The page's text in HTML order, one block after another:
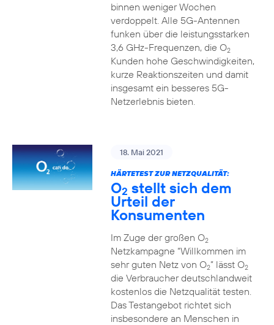
binnen weniger Wochen
verdoppelt. Alle 5G-Antennen
funken über die leistungsstarken
3,6 GHz-Frequenzen, die O2
Kunden hohe Geschwindigkeiten,
kurze Reaktionszeiten und damit
insgesamt ein besseres 5G-
Netzerlebnis bieten.
18. Mai 2021
HÄRTETEST ZUR NETZQUALITÄT:
O2 stellt sich dem
Urteil der
Konsumenten
Im Zuge der großen O2
Netzkampagne “Willkommen im
sehr guten Netz von O2” lässt O2
die Verbraucher deutschlandweit
kostenlos die Netzqualität testen.
Das Testangebot richtet sich
insbesondere an Menschen in